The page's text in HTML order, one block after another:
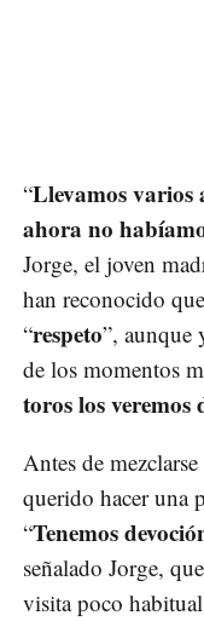
“Llevamos varios
ahora no
Jorge, el joven
han reconocido
“respeto”, aunque
de los momentos
toros los veremos
Antes de
querido hacer una
“Tenemos
señalado Jorge,
visita poco